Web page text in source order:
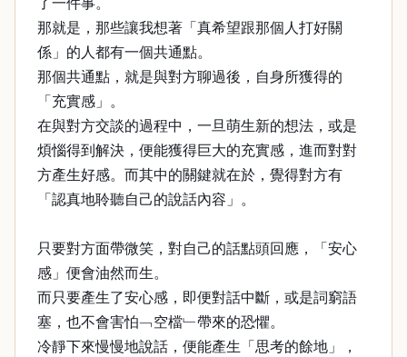
了一件事。
那就是，那些讓我想著「真希望跟那個人打好關
係」的人都有一個共通點。
那個共通點，就是與對方聊過後，自身所獲得的
「充實感」。
在與對方交談的過程中，一旦萌生新的想法，或是
煩惱得到解決，便能獲得巨大的充實感，進而對對
方產生好感。而其中的關鍵就在於，覺得對方有
「認真地聆聽自己的說話內容」。
只要對方面帶微笑，對自己的話點頭回應，「安心
感」便會油然而生。
而只要產生了安心感，即便對話中斷，或是詞窮語
塞，也不會害怕﹁空檔﹂帶來的恐懼。
冷靜下來慢慢地說話，便能產生「思考的餘地」，